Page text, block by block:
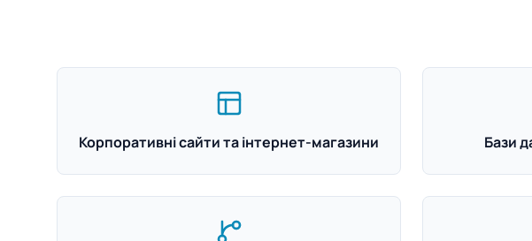
Корпоративні сайти та інтернет-магазини Бази